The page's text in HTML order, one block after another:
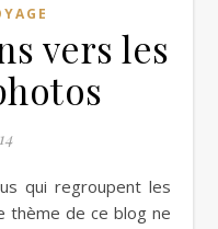
vers les
thème de ce blog ne